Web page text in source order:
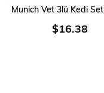
SEPETE EKLE
$16.38